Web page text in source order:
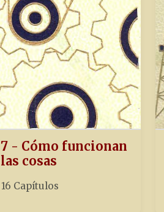
7 - Cómo funcionan
las cosas
16 Capítulos